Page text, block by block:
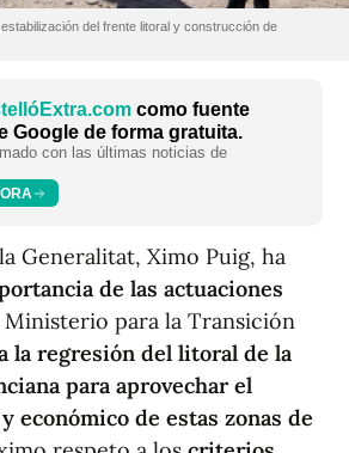
del frente litoral y construcción de
como fuente
Google de forma gratuita.
con las últimas noticias de
Generalitat, Ximo Puig, ha
de las actuaciones
para la Transición
la regresión del litoral de la
para aprovechar el
económico de estas zonas de